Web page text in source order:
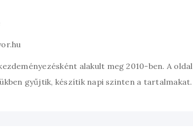
alakult meg 2010-ben. A oldal
gyűjtik, készítik napi szinten a tartalmakat.